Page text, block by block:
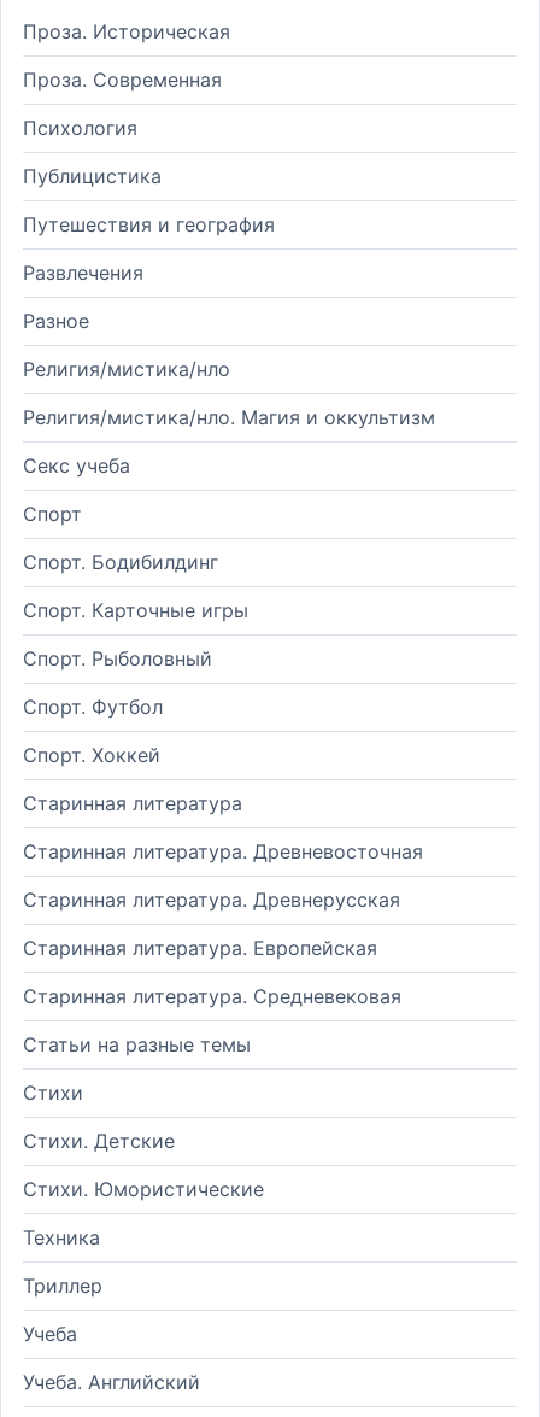
Проза. Историческая
Проза. Современная
Психология
Публицистика
Путешествия и география
Развлечения
Разное
Религия/мистика/нло
Религия/мистика/нло. Магия и оккультизм
Секс учеба
Спорт
Спорт. Бодибилдинг
Спорт. Карточные игры
Спорт. Рыболовный
Спорт. Футбол
Спорт. Хоккей
Старинная литература
Старинная литература. Древневосточная
Старинная литература. Древнерусская
Старинная литература. Европейская
Старинная литература. Средневековая
Статьи на разные темы
Стихи
Стихи. Детские
Стихи. Юмористические
Техника
Триллер
Учеба
Учеба. Английский